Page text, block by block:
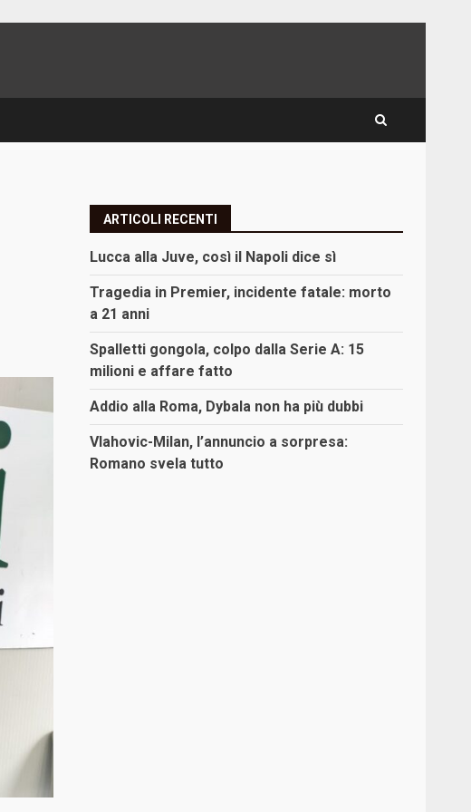
ARTICOLI RECENTI
Lucca alla Juve, così il Napoli dice sì
Tragedia in Premier, incidente fatale: morto
a 21 anni
Spalletti gongola, colpo dalla Serie A: 15
milioni e affare fatto
Addio alla Roma, Dybala non ha più dubbi
Vlahovic-Milan, l’annuncio a sorpresa:
Romano svela tutto